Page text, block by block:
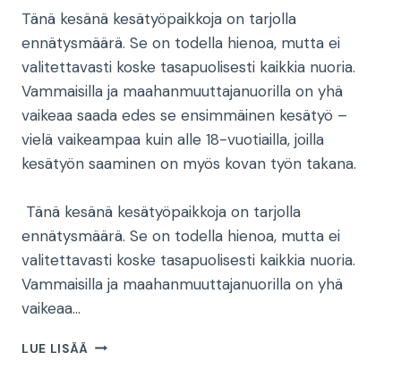
Tänä kesänä kesätyöpaikkoja on tarjolla
ennätysmäärä. Se on todella hienoa, mutta ei
valitettavasti koske tasapuolisesti kaikkia nuoria.
Vammaisilla ja maahanmuuttajanuorilla on yhä
vaikeaa saada edes se ensimmäinen kesätyö –
vielä vaikeampaa kuin alle 18-vuotiailla, joilla
kesätyön saaminen on myös kovan työn takana.
Tänä kesänä kesätyöpaikkoja on tarjolla
ennätysmäärä. Se on todella hienoa, mutta ei
valitettavasti koske tasapuolisesti kaikkia nuoria.
Vammaisilla ja maahanmuuttajanuorilla on yhä
vaikeaa…
LUE LISÄÄ PALKKAATKO